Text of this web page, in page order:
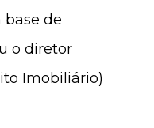
de
o diretor
Imobiliário)